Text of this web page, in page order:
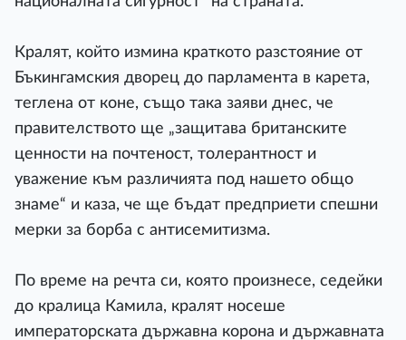
Кралят, който измина краткото разстояние от
Бъкингамския дворец до парламента в карета,
теглена от коне, също така заяви днес, че
правителството ще „защитава британските
ценности на почтеност, толерантност и
уважение към различията под нашето общо
знаме“ и каза, че ще бъдат предприети спешни
мерки за борба с антисемитизма.
По време на речта си, която произнесе, седейки
до кралица Камила, кралят носеше
императорската държавна корона и държавната